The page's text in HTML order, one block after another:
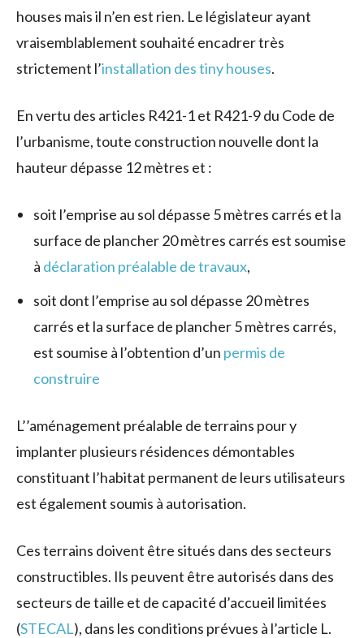
houses mais il n’en est rien. Le législateur ayant
vraisemblablement souhaité encadrer très
strictement l’installation des tiny houses.
En vertu des articles R421-1 et R421-9 du Code de
l’urbanisme, toute construction nouvelle dont la
hauteur dépasse 12 mètres et :
soit l’emprise au sol dépasse 5 mètres carrés et la
surface de plancher 20 mètres carrés est soumise
à déclaration préalable de travaux,
soit dont l’emprise au sol dépasse 20 mètres
carrés et la surface de plancher 5 mètres carrés,
est soumise à l’obtention d’un permis de
construire
L’’aménagement préalable de terrains pour y
implanter plusieurs résidences démontables
constituant l’habitat permanent de leurs utilisateurs
est également soumis à autorisation.
Ces terrains doivent être situés dans des secteurs
constructibles. Ils peuvent être autorisés dans des
secteurs de taille et de capacité d’accueil limitées
(STECAL), dans les conditions prévues à l’article L.